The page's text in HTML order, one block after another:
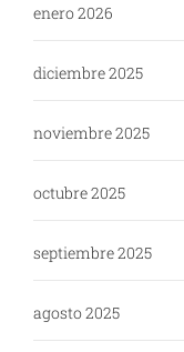
enero 2026
diciembre 2025
noviembre 2025
octubre 2025
septiembre 2025
agosto 2025